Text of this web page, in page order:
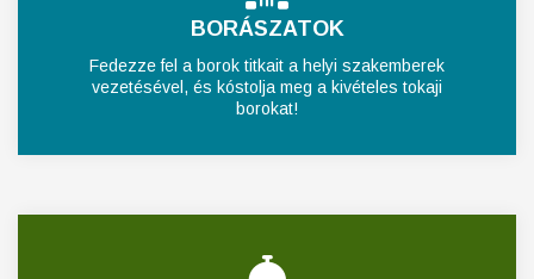
BORÁSZATOK
Fedezze fel a borok titkait a helyi szakemberek
vezetésével, és kóstolja meg a kivételes tokaji
borokat!